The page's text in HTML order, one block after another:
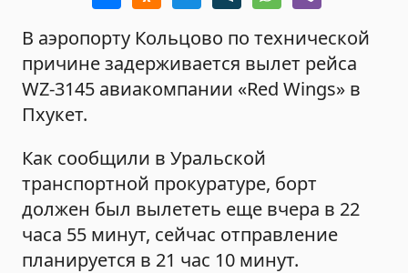
В аэропорту Кольцово по технической
причине задерживается вылет рейса
WZ-3145 авиакомпании «Red Wings» в
Пхукет.
Как сообщили в Уральской
транспортной прокуратуре, борт
должен был вылететь еще вчера в 22
часа 55 минут, сейчас отправление
планируется в 21 час 10 минут.